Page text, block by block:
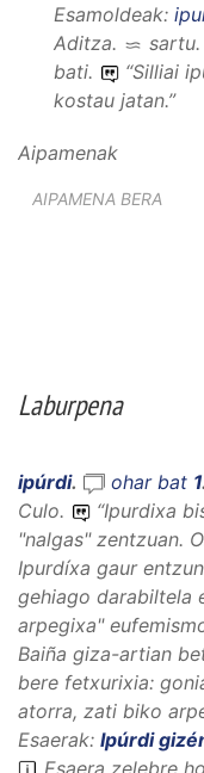
Esamoldeak:
Aditza. sartu.
bati.
“Silliai
kostau jatan.”
Aipamenak
AIPAMENA BERA
Laburpena
ipúrdi. ohar bat 1.
Culo.
“Ipurdixa
"nalgas" zentzuan.
Ipurdíxa gaur
gehiago darabiltela
arpegixa"
Baiña giza-artian
bere fetxurixia:
atorra, zati biko
Esaerak: Ipúrdi